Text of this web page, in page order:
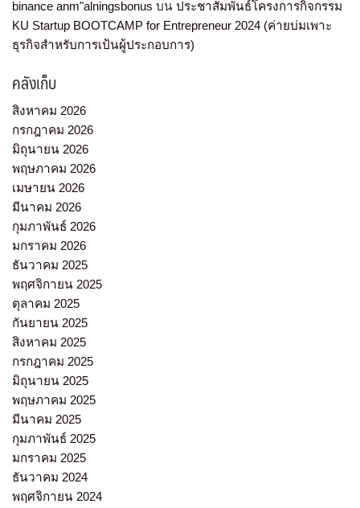
binance anm"alningsbonus บน ประชาสัมพันธ์โครงการกิจกรรม
KU Startup BOOTCAMP for Entrepreneur 2024 (ค่ายบ่มเพาะ
ธุรกิจสำหรับการเป้นผู้ประกอบการ)
คลังเก็บ
สิงหาคม 2026
กรกฎาคม 2026
มิถุนายน 2026
พฤษภาคม 2026
เมษายน 2026
มีนาคม 2026
กุมภาพันธ์ 2026
มกราคม 2026
ธันวาคม 2025
พฤศจิกายน 2025
ตุลาคม 2025
กันยายน 2025
สิงหาคม 2025
กรกฎาคม 2025
มิถุนายน 2025
พฤษภาคม 2025
มีนาคม 2025
กุมภาพันธ์ 2025
มกราคม 2025
ธันวาคม 2024
พฤศจิกายน 2024